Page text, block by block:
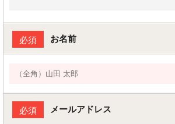
必須 お名前
必須 メールアドレス